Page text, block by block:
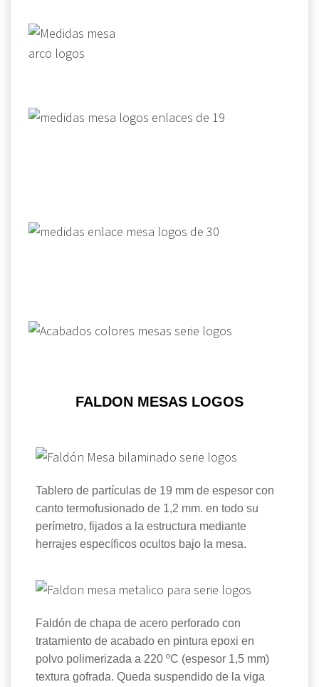
FALDON MESAS LOGOS
Tablero de partículas de 19 mm de espesor con
canto termofusionado de 1,2 mm. en todo su
perímetro, fijados a la estructura mediante
herrajes específicos ocultos bajo la mesa.
Faldón de chapa de acero perforado con
tratamiento de acabado en pintura epoxi en
polvo polimerizada a 220 ºC (espesor 1,5 mm)
textura gofrada. Queda suspendido de la viga